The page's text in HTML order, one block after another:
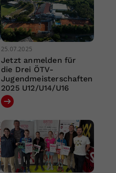
25.07.2025
Jetzt anmelden für
die Drei ÖTV-
Jugendmeisterschaften
2025 U12/U14/U16